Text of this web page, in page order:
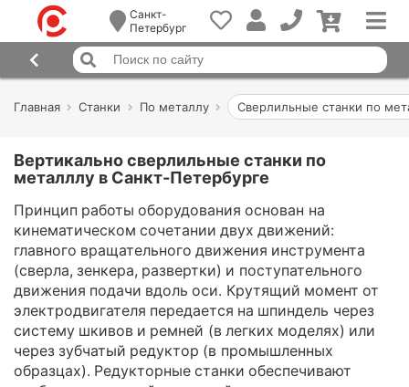
Санкт-
Петербург
Главная Станки По металлу Сверлильные станки по
Вертикально сверлильные станки по
металллу в Санкт-Петербурге
Принцип работы оборудования основан на
кинематическом сочетании двух движений:
главного вращательного движения инструмента
(сверла, зенкера, развертки) и поступательного
движения подачи вдоль оси. Крутящий момент от
электродвигателя передается на шпиндель через
систему шкивов и ремней (в легких моделях) или
через зубчатый редуктор (в промышленных
образцах). Редукторные станки обеспечивают